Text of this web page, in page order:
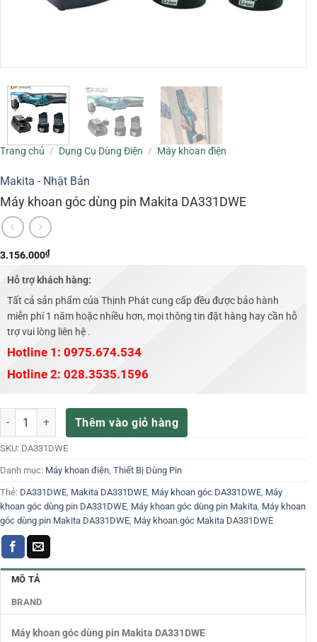
Trang chủ / Dụng Cụ Dùng Điện / Máy khoan điện
Makita - Nhật Bản
Máy khoan góc dùng pin Makita DA331DWE
3.156.000₫
Hỗ trợ khách hàng:
Tất cả sản phẩm của Thịnh Phát cung cấp đều được bảo hành
miễn phí 1 năm hoặc nhiều hơn, mọi thông tin đặt hàng hay cần hỗ
trợ vui lòng liên hệ .
Hotline 1: 0975.674.534
Hotline 2: 028.3535.1596
Máy khoan góc dùng pin Makita DA331DWE số lượng
Thêm vào giỏ hàng
SKU: DA331DWE
Danh mục: Máy khoan điện, Thiết Bị Dùng Pin
Thẻ: DA331DWE, Makita DA331DWE, Máy khoan góc DA331DWE, Máy
khoan góc dùng pin DA331DWE, Máy khoan góc dùng pin Makita, Máy khoan
góc dùng pin Makita DA331DWE, Máy khoan góc Makita DA331DWE
MÔ TẢ
BRAND
Máy khoan góc dùng pin Makita DA331DWE